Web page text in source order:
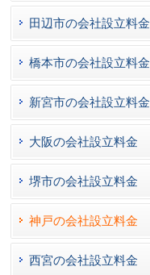
田辺市の会社設立料金
橋本市の会社設立料金
新宮市の会社設立料金
大阪の会社設立料金
堺市の会社設立料金
神戸の会社設立料金
西宮の会社設立料金